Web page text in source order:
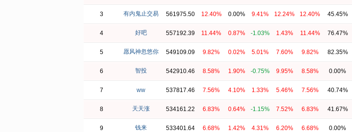
3 有内鬼止交易 561975.50 12.40% 0.00% 9.41% 12.24% 12.40% 45.45%
4 好吧 557192.39 11.44% 0.87% -1.03% 1.43% 11.44% 76.47%
5 愿风神忽悠你 549109.09 9.82% 0.02% 5.01% 7.60% 9.82% 82.35%
6 智投 542910.46 8.58% 1.90% -0.75% 9.95% 8.58% 0.00%
7 ww 537817.46 7.56% 4.10% 1.33% 5.46% 7.56% 40.74%
8 天天涨 534161.22 6.83% 0.64% -1.15% 7.52% 6.83% 41.67%
9 钱来 533401.64 6.68% 1.42% 4.31% 6.20% 6.68% 0.00%